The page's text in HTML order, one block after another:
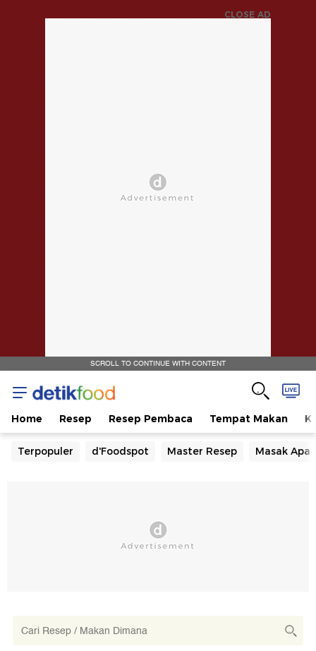
CLOSE AD
SCROLL TO CONTINUE WITH CONTENT
Home Resep Resep Pembaca Tempat Makan
Terpopuler d'Foodspot Master Resep Masak Apa